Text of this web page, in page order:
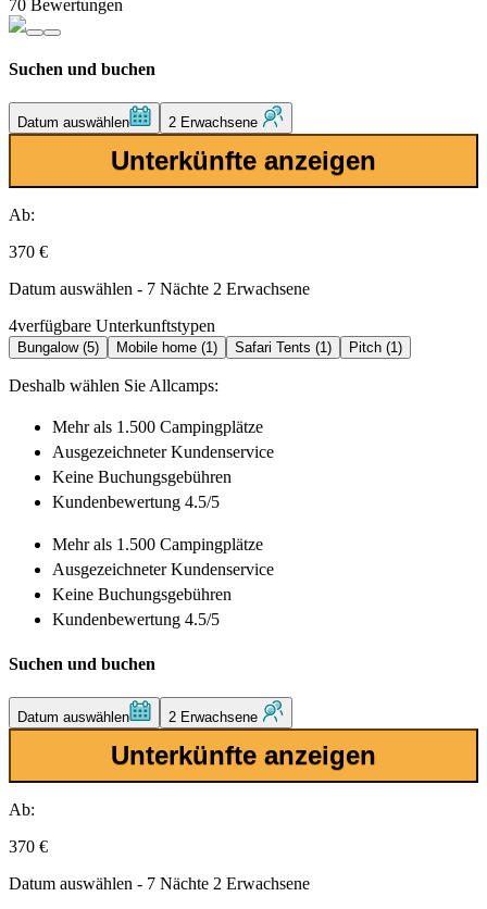
70 Bewertungen
Suchen und buchen
Datum auswählen 2 Erwachsene
Unterkünfte anzeigen
Ab:
370 €
Datum auswählen - 7 Nächte 2 Erwachsene
4verfügbare Unterkunftstypen
Bungalow (5) Mobile home (1) Safari Tents (1) Pitch (1)
Deshalb wählen Sie Allcamps:
Mehr als 1.500 Campingplätze
AusgezeichneterKundenservice
Keine Buchungsgebühren
Kundenbewertung 4.5/5
Mehr als 1.500 Campingplätze
AusgezeichneterKundenservice
Keine Buchungsgebühren
Kundenbewertung 4.5/5
Suchen und buchen
Datum auswählen 2 Erwachsene
Unterkünfte anzeigen
Ab:
370 €
Datum auswählen - 7 Nächte 2 Erwachsene